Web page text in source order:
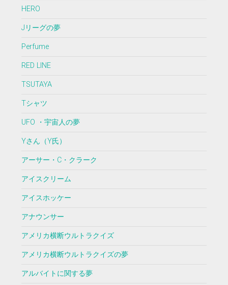
HERO
Jリーグの夢
Perfume
RED LINE
TSUTAYA
Tシャツ
UFO ・宇宙人の夢
Yさん（Y氏）
アーサー・C・クラーク
アイスクリーム
アイスホッケー
アナウンサー
アメリカ横断ウルトラクイズ
アメリカ横断ウルトラクイズの夢
アルバイトに関する夢